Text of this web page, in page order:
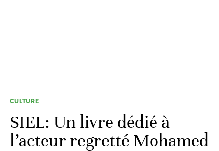
CULTURE
SIEL: Un livre dédié à
l’acteur regretté Mohamed